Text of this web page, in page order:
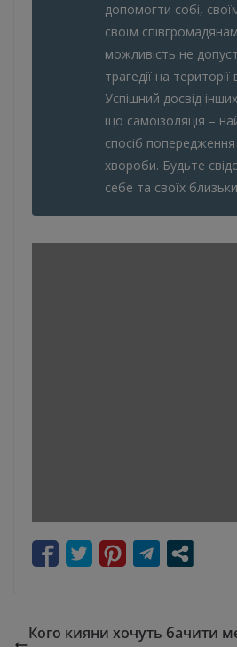
допомогти собі,
своїм
можливість не
трагедії на території
Успішний досвід
що самоізоляція –
спосіб
хвороби. Будьте
себе та своїх
Кого кияни хочуть бачити